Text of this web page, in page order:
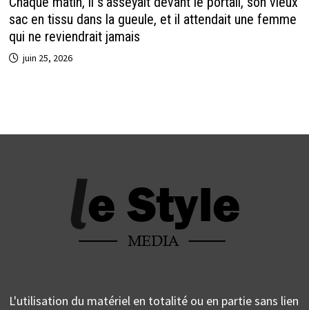
sac en tissu dans la gueule, et il attendait une femme
qui ne reviendrait jamais
juin 25, 2026
L'utilisation du matériel en totalité ou en partie sans lien